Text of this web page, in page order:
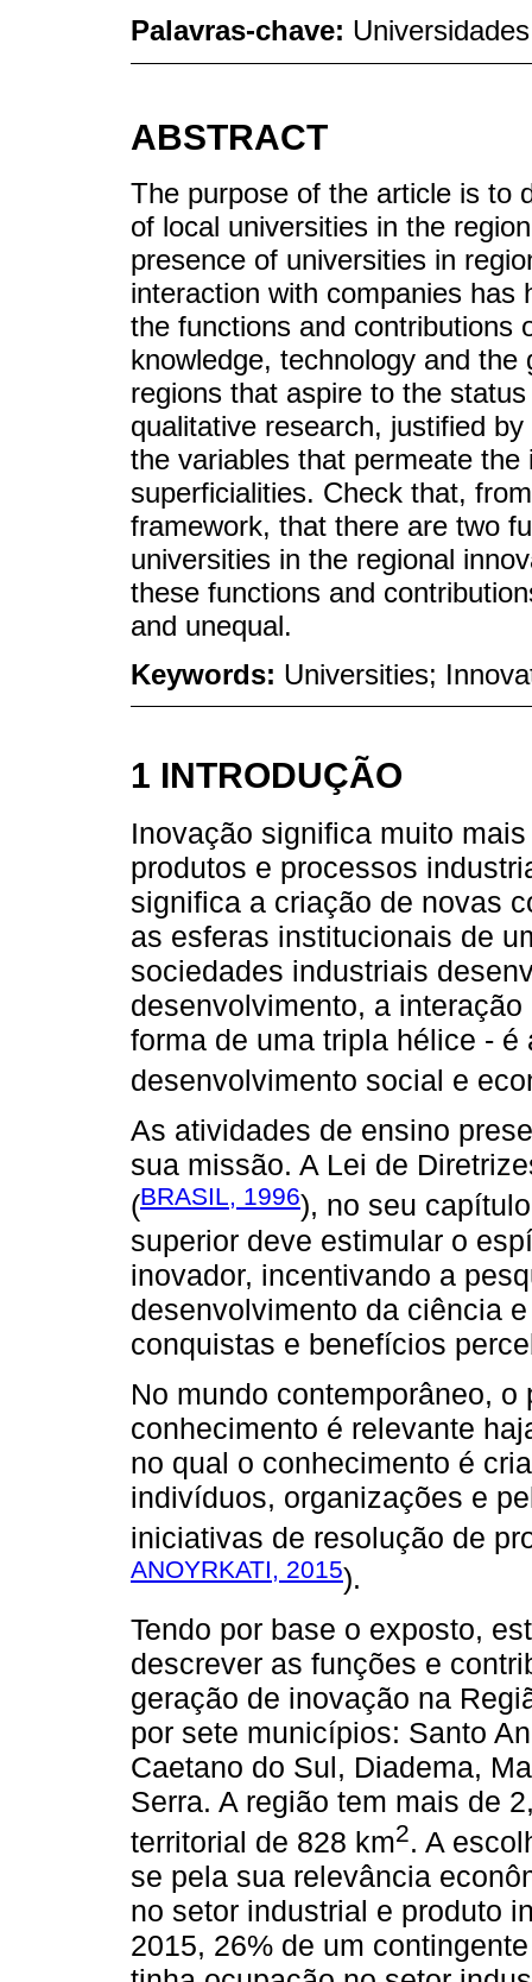
Palavras-chave:
ABSTRACT
The purpose of the article is to
of local universities in the
presence of universities in
interaction with companies has
the functions and contributions
knowledge, technology and
regions that aspire to the
qualitative research, justified
the variables that permeate
superficialities. Check that,
framework, that there are two
universities in the regional
these functions and
and unequal.
Keywords: Universities;
1 INTRODUÇÃO
Inovação significa muito
produtos e processos
significa a criação de novas
as esferas institucionais de
sociedades industriais
desenvolvimento, a
forma de uma tripla hélice -
desenvolvimento social e
As atividades de ensino
sua missão. A Lei de
(BRASIL, 1996), no seu
superior deve estimular o
inovador, incentivando a
desenvolvimento da ciência
conquistas e benefícios
No mundo contemporâneo,
conhecimento é relevante
no qual o conhecimento é
indivíduos, organizações e
iniciativas de resolução de
ANOYRKATI, 2015).
Tendo por base o exposto,
descrever as funções e
geração de inovação na
por sete municípios: Santo
Caetano do Sul, Diadema,
Serra. A região tem mais de
territorial de 828 km2. A
se pela sua relevância
no setor industrial e produto
2015, 26% de um